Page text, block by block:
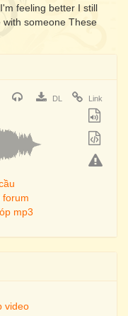
feeling better I still
with someone These
DL Link
forum
mp3
video